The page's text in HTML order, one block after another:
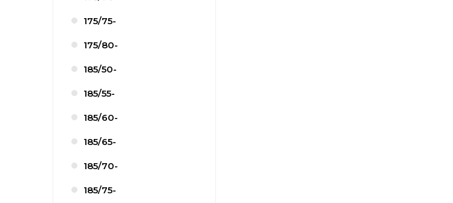
175/75-
175/80-
185/50-
185/55-
185/60-
185/65-
185/70-
185/75-